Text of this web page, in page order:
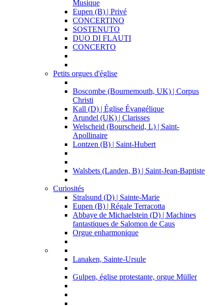
Musique
Eupen (B) | Privé
CONCERTINO
SOSTENUTO
DUO DI FLAUTI
CONCERTO
Petits orgues d'église
Boscombe (Bournemouth, UK) | Corpus
Christi
Kall (D) | Église Évangélique
Arundel (UK) | Clarisses
Welscheid (Bourscheid, L) | Saint-
Apollinaire
Lontzen (B) | Saint-Hubert
Walsbets (Landen, B) | Saint-Jean-Baptiste
Curiosités
Stralsund (D) | Sainte-Marie
Eupen (B) | Régale Terracotta
Abbaye de Michaelstein (D) | Machines
fantastiques de Salomon de Caus
Orgue enharmonique
Lanaken, Sainte-Ursule
Gulpen, église protestante, orgue Müller